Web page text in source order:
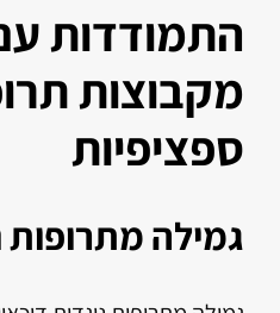
התמודדות
מקבוצות
ספציפיות
גמילה מתרופות